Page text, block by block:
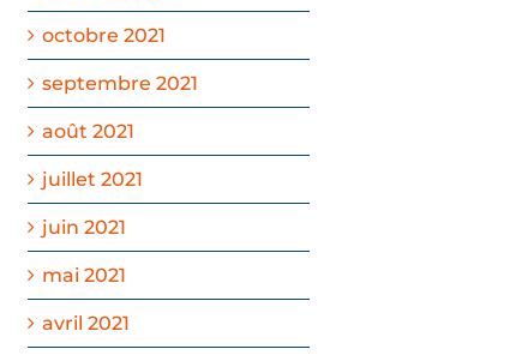
octobre 2021
septembre 2021
août 2021
juillet 2021
juin 2021
mai 2021
avril 2021